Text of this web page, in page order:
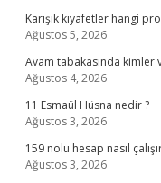
Karışık kıyafetler hangi
Ağustos 5, 2026
Avam tabakasında kimler
Ağustos 4, 2026
11 Esmaül Hüsna nedir ?
Ağustos 3, 2026
159 nolu hesap nasıl
Ağustos 3, 2026